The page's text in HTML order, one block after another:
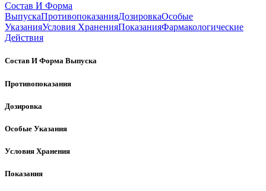
Состав И Форма
ВыпускаПротивопоказанияДозировкаОсобые
УказанияУсловия ХраненияПоказанияФармакологические
Действия
Состав И Форма Выпуска
Противопоказания
Дозировка
Особые Указания
Условия Хранения
Показания